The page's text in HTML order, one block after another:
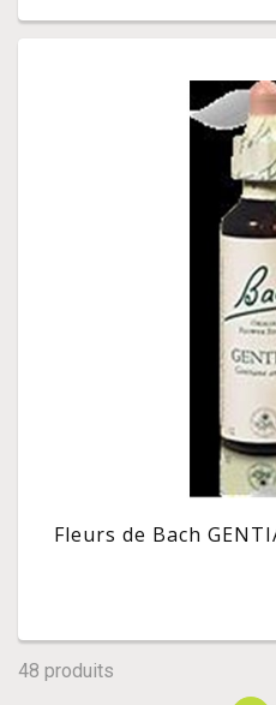
Fleurs de Bach
48 produits